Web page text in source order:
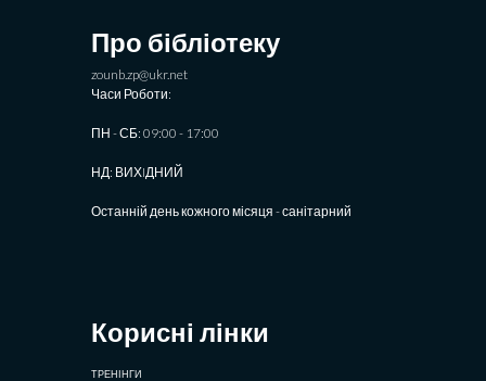
Про бібліотеку
zounb.zp@ukr.net
Часи Роботи:
ПН - СБ: 09:00 - 17:00
НД: ВИХIДНИЙ
Останній день кожного місяця - санітарний
Корисні лінки
ТРЕНІНГИ